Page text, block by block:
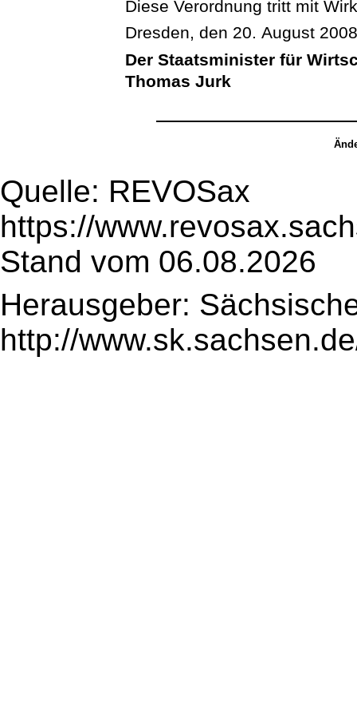
Diese Verordnung tritt mit
Dresden, den 20. August
Der Staatsminister für
Thomas Jurk
Quelle: REVOSax
https://
Stand vom 06.08.2026
Herausgeber:
http://